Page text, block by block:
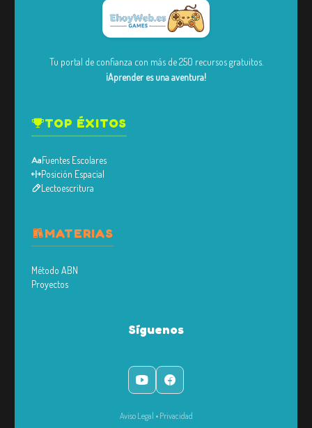
Tu portal de confianza con más de 250 recursos gratuitos.
¡Aprender es una aventura!
TOP ÉXITOS
Fuentes Escolares
Posición Espacial
Lectoescritura
MATERIAS
Método ABN
Proyectos
Síguenos
Aviso Legal • Privacidad